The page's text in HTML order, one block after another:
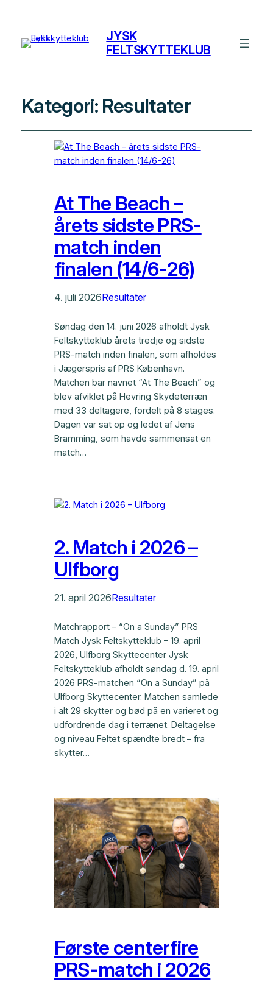
JYSK
FELTSKYTTEKLUB
Kategori: Resultater
At The Beach –
årets sidste PRS-
match inden
finalen (14/6-26)
4. juli 2026Resultater
Søndag den 14. juni 2026 afholdt Jysk
Feltskytteklub årets tredje og sidste
PRS-match inden finalen, som afholdes
i Jægerspris af PRS København.
Matchen bar navnet “At The Beach” og
blev afviklet på Hevring Skydeterræn
med 33 deltagere, fordelt på 8 stages.
Dagen var sat op og ledet af Jens
Bramming, som havde sammensat en
match…
2. Match i 2026 –
Ulfborg
21. april 2026Resultater
Matchrapport – “On a Sunday” PRS
Match Jysk Feltskytteklub – 19. april
2026, Ulfborg Skyttecenter Jysk
Feltskytteklub afholdt søndag d. 19. april
2026 PRS-matchen “On a Sunday” på
Ulfborg Skyttecenter. Matchen samlede
i alt 29 skytter og bød på en varieret og
udfordrende dag i terrænet. Deltagelse
og niveau Feltet spændte bredt – fra
skytter…
Første centerfire
PRS-match i 2026